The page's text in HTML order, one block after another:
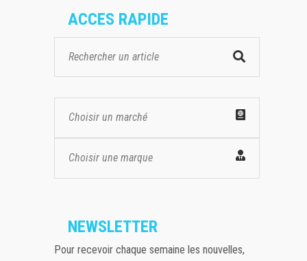
ACCES RAPIDE
Choisir un marché
Choisir une marque
NEWSLETTER
Pour recevoir chaque semaine les nouvelles,